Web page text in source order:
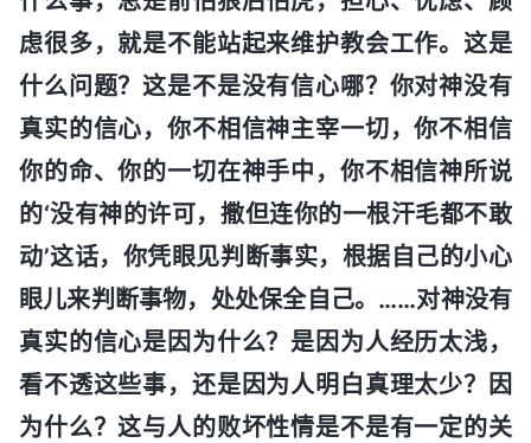
虑很多，就是不能站起来维护教会工作。这是
什么问题？这是不是没有信心哪？你对神没有
真实的信心，你不相信神主宰一切，你不相信
你的命、你的一切在神手中，你不相信神所说
的‘没有神的许可，撒但连你的一根汗毛都不敢
动’这话，你凭眼见判断事实，根据自己的小心
眼儿来判断事物，处处保全自己。……对神没有
真实的信心是因为什么？是因为人经历太浅，
看不透这些事，还是因为人明白真理太少？因
为什么？这与人的败坏性情是不是有一定的关